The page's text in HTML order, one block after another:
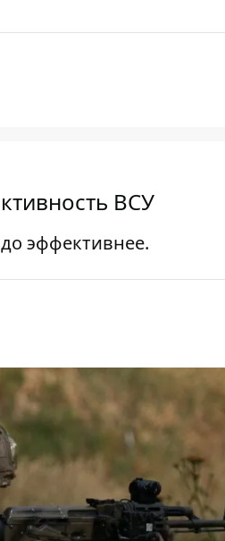
ВСУ
эффективнее.